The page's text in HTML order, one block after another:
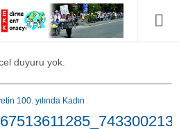
duyuru yok.
100. yılında Kadın